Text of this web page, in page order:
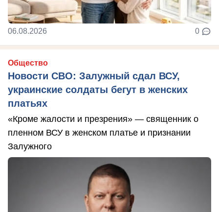
06.08.2026 0
Общество
Новости СВО: Залужный сдал ВСУ,
украинские солдаты бегут в женских
платьях
«Кроме жалости и презрения» — священник о
пленном ВСУ в женском платье и признании
Залужного